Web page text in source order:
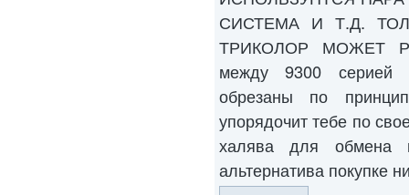
СИСТЕМА И Т.Д.
ТРИКОЛОР МОЖЕТ
между 9300 серией
обрезаны по
упорядочит тебе по
халява для обмена
альтернатива покупке